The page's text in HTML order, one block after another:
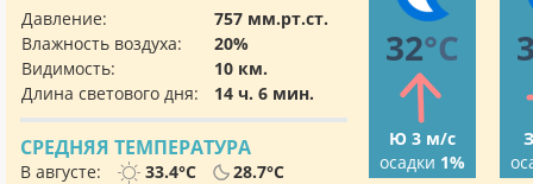
Давление:
757 мм.рт.ст.
Влажность воздуха:
20%
Видимость:
10 км.
Длина светового дня:
14 ч. 6 мин.
СРЕДНЯЯ ТЕМПЕРАТУРА
В августе: 33.4°C 28.7°C
32°C
Ю 3 м/с
осадки 1%